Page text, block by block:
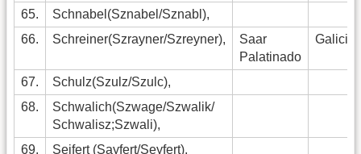
65.
Schnabel(Sznabel/Sznabl),
66.
Schreiner(Szrayner/Szreyner),
Saar
Palatinado
Galicia
67.
Schulz(Szulz/Szulc),
68.
Schwalich(Szwage/Szwalik/
Schwalisz;Szwali),
69.
Seifert (Sayfert/Seyfert),